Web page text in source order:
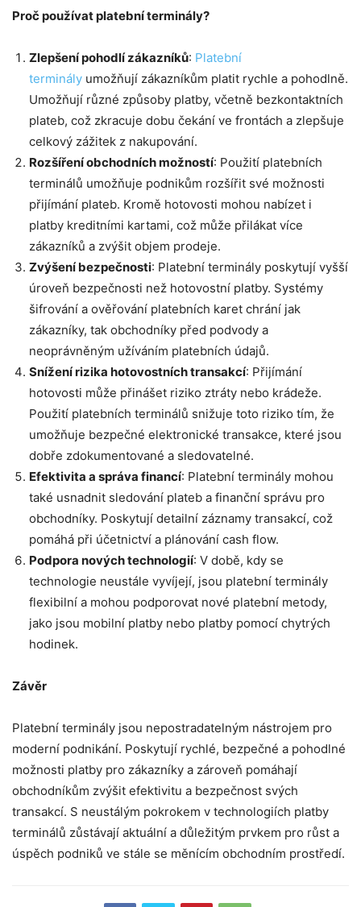
Proč používat platební terminály?
Zlepšení pohodlí zákazníků: Platební
terminály umožňují zákazníkům platit rychle a pohodlně.
Umožňují různé způsoby platby, včetně bezkontaktních
plateb, což zkracuje dobu čekání ve frontách a zlepšuje
celkový zážitek z nakupování.
Rozšíření obchodních možností: Použití platebních
terminálů umožňuje podnikům rozšířit své možnosti
přijímání plateb. Kromě hotovosti mohou nabízet i
platby kreditními kartami, což může přilákat více
zákazníků a zvýšit objem prodeje.
Zvýšení bezpečnosti: Platební terminály poskytují vyšší
úroveň bezpečnosti než hotovostní platby. Systémy
šifrování a ověřování platebních karet chrání jak
zákazníky, tak obchodníky před podvody a
neoprávněným užíváním platebních údajů.
Snížení rizika hotovostních transakcí: Přijímání
hotovosti může přinášet riziko ztráty nebo krádeže.
Použití platebních terminálů snižuje toto riziko tím, že
umožňuje bezpečné elektronické transakce, které jsou
dobře zdokumentované a sledovatelné.
Efektivita a správa financí: Platební terminály mohou
také usnadnit sledování plateb a finanční správu pro
obchodníky. Poskytují detailní záznamy transakcí, což
pomáhá při účetnictví a plánování cash flow.
Podpora nových technologií: V době, kdy se
technologie neustále vyvíjejí, jsou platební terminály
flexibilní a mohou podporovat nové platební metody,
jako jsou mobilní platby nebo platby pomocí chytrých
hodinek.
Závěr
Platební terminály jsou nepostradatelným nástrojem pro
moderní podnikání. Poskytují rychlé, bezpečné a pohodlné
možnosti platby pro zákazníky a zároveň pomáhají
obchodníkům zvýšit efektivitu a bezpečnost svých
transakcí. S neustálým pokrokem v technologiích platby
terminálů zůstávají aktuální a důležitým prvkem pro růst a
úspěch podniků ve stále se měnícím obchodním prostředí.